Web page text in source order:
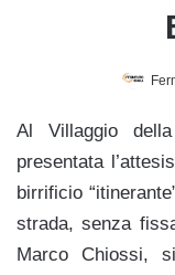
Al Villaggio
presentata
birrificio
strada, senza
Marco Chiossi,